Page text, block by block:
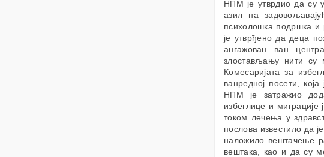
НПМ је утврдио да су
азил на
психолошка подршка и
је утврђено да деца
ангажован ван
злостављању нити су
Комесаријата за
ванредној посети,
НПМ је затражио
избеглице и
током лечења у
послова известило да
наложило вештачење
вештака, као и да су